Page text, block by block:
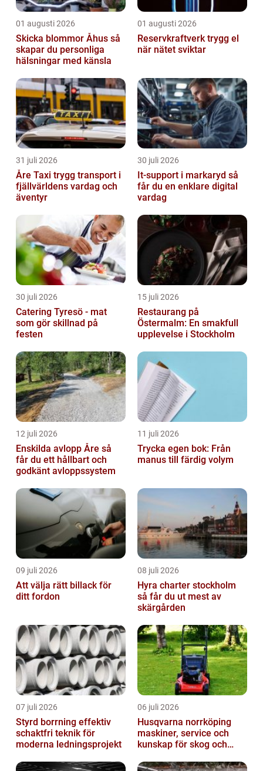
01 augusti 2026
Skicka blommor Åhus så
skapar du personliga
hälsningar med känsla
01 augusti 2026
Reservkraftverk trygg el
när nätet sviktar
31 juli 2026
Åre Taxi trygg transport i
fjällvärldens vardag och
äventyr
30 juli 2026
It-support i markaryd så
får du en enklare digital
vardag
30 juli 2026
Catering Tyresö - mat
som gör skillnad på
festen
15 juli 2026
Restaurang på
Östermalm: En smakfull
upplevelse i Stockholm
12 juli 2026
Enskilda avlopp Åre så
får du ett hållbart och
godkänt avloppssystem
11 juli 2026
Trycka egen bok: Från
manus till färdig volym
09 juli 2026
Att välja rätt billack för
ditt fordon
08 juli 2026
Hyra charter stockholm
så får du ut mest av
skärgården
07 juli 2026
Styrd borrning effektiv
schaktfri teknik för
moderna ledningsprojekt
06 juli 2026
Husqvarna norrköping
maskiner, service och
kunskap för skog och